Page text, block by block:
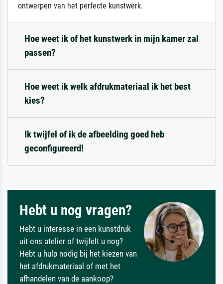
ontwerpen van het perfecte kunstwerk.
Hoe weet ik of het kunstwerk in mijn kamer zal
passen?
Hoe weet ik welk afdrukmateriaal ik het best
kies?
Ik twijfel of ik de afbeelding goed heb
geconfigureerd!
Hebt u nog vragen?
Hebt u interesse in een kunstdruk
uit ons atelier of twijfelt u nog?
Hebt u hulp nodig bij het kiezen van
het afdrukmateriaal of met het
afhandelen van de aankoop?